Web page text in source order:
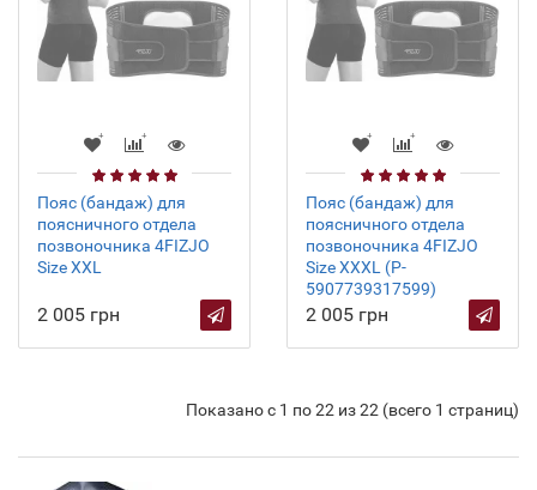
Пояс (бандаж) для
поясничного отдела
позвоночника 4FIZJO
Size XXL
2 005 грн
Пояс (бандаж) для
поясничного отдела
позвоночника 4FIZJO
Size XXXL (P-
5907739317599)
2 005 грн
Показано с 1 по 22 из 22 (всего 1 страниц)